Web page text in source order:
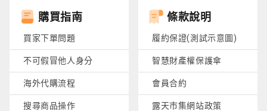
購買指南
買家下單問題
不可假冒他人身分
海外代購流程
搜尋商品操作
條款說明
履約保證(測試示意圖)
智慧財產權保護傘
會員合約
露天市集網站政策